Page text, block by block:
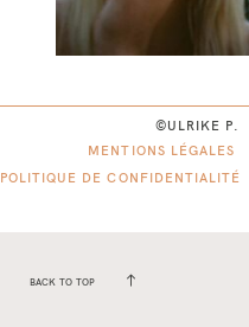
©ULRIKE P.
MENTIONS LÉGALES
POLITIQUE DE CONFIDENTIALITÉ
BACK TO TOP